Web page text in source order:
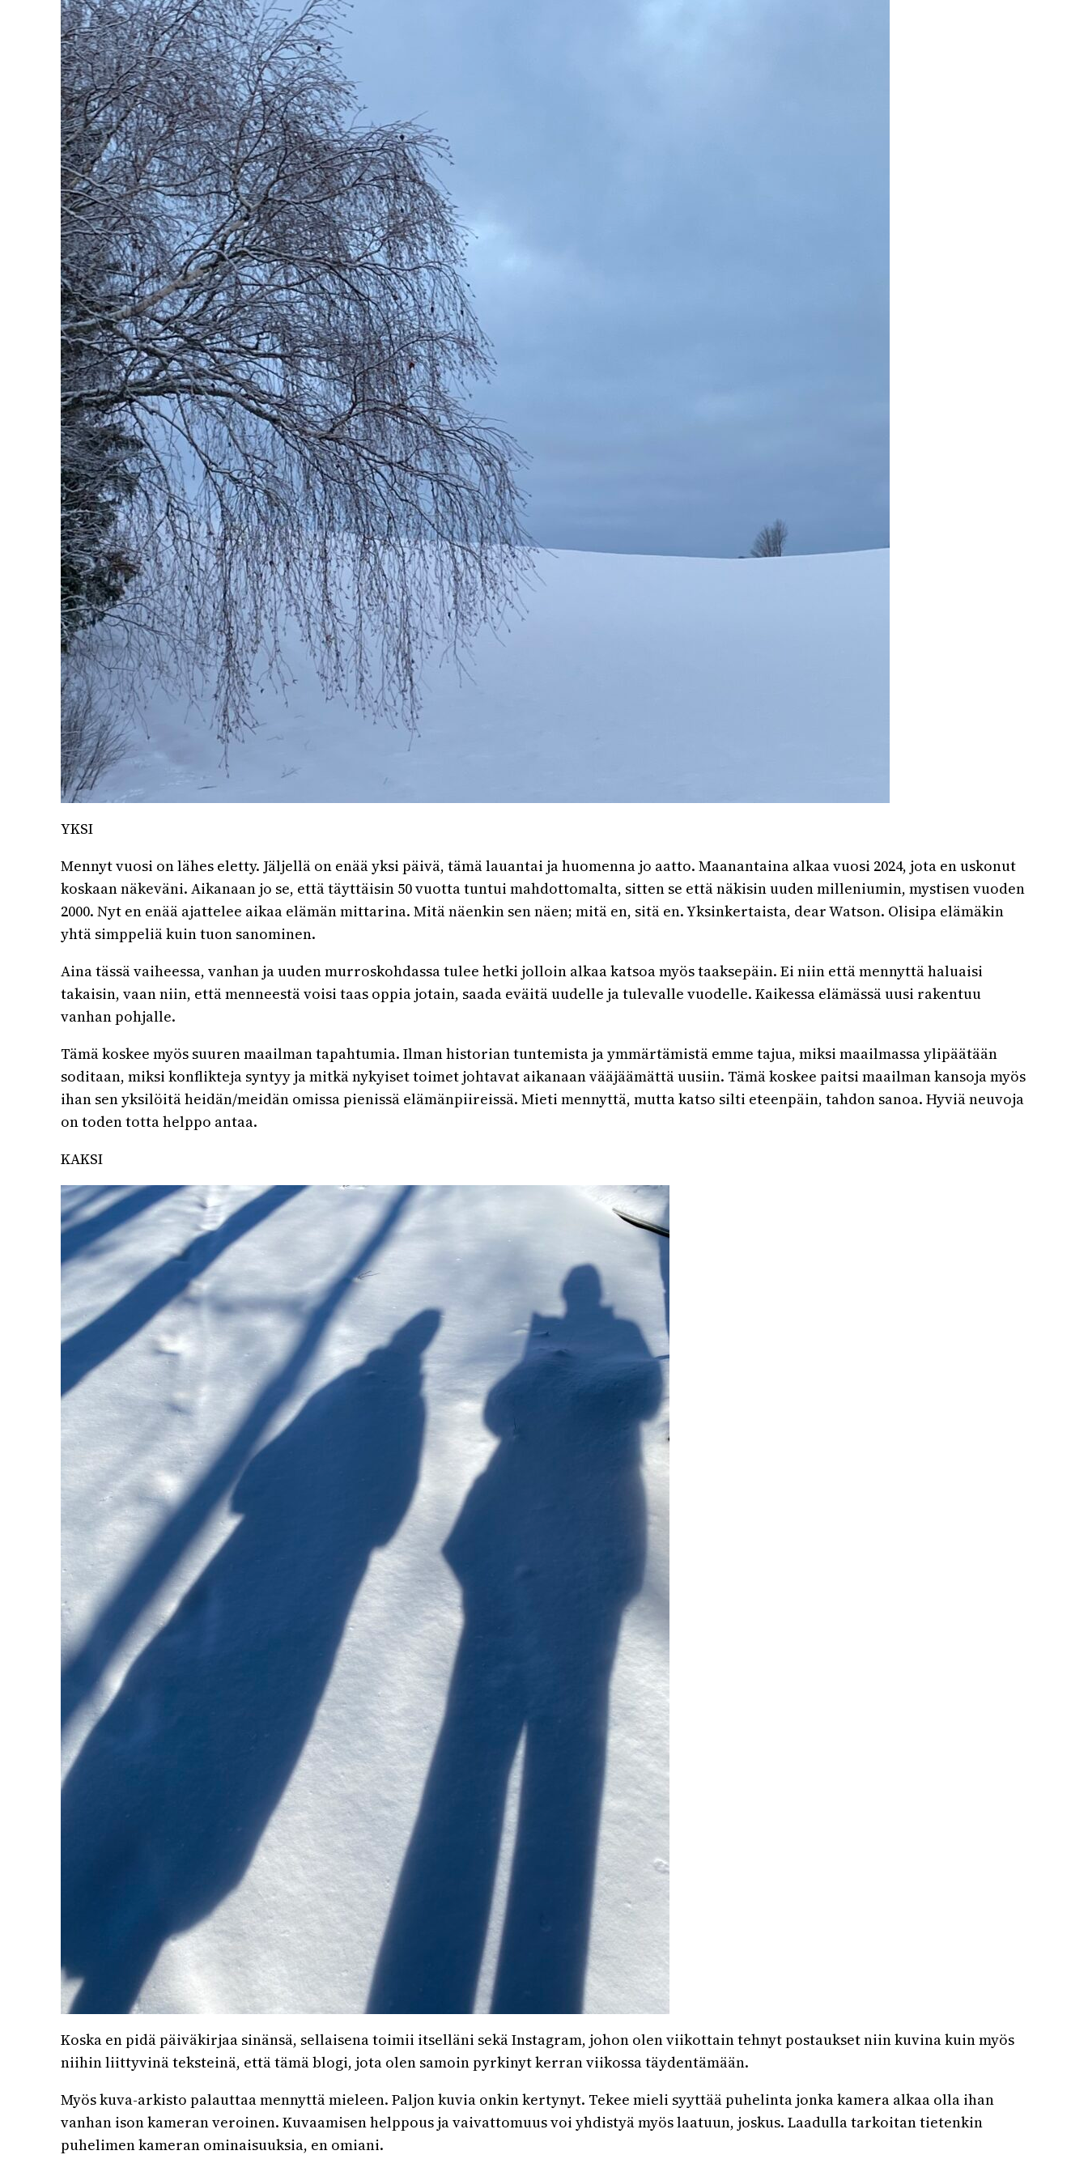
YKSI
Mennyt vuosi on lähes eletty. Jäljellä on enää yksi päivä, tämä lauantai ja huomenna jo aatto. Maanantaina alkaa vuosi 2024, jota en uskonut
koskaan näkeväni. Aikanaan jo se, että täyttäisin 50 vuotta tuntui mahdottomalta, sitten se että näkisin uuden milleniumin, mystisen vuoden
2000. Nyt en enää ajattelee aikaa elämän mittarina. Mitä näenkin sen näen; mitä en, sitä en. Yksinkertaista, dear Watson. Olisipa elämäkin
yhtä simppeliä kuin tuon sanominen.
Aina tässä vaiheessa, vanhan ja uuden murroskohdassa tulee hetki jolloin alkaa katsoa myös taaksepäin. Ei niin että mennyttä haluaisi
takaisin, vaan niin, että menneestä voisi taas oppia jotain, saada eväitä uudelle ja tulevalle vuodelle. Kaikessa elämässä uusi rakentuu
vanhan pohjalle.
Tämä koskee myös suuren maailman tapahtumia. Ilman historian tuntemista ja ymmärtämistä emme tajua, miksi maailmassa ylipäätään
soditaan, miksi konflikteja syntyy ja mitkä nykyiset toimet johtavat aikanaan vääjäämättä uusiin. Tämä koskee paitsi maailman kansoja myös
ihan sen yksilöitä heidän/meidän omissa pienissä elämänpiireissä. Mieti mennyttä, mutta katso silti eteenpäin, tahdon sanoa. Hyviä neuvoja
on toden totta helppo antaa.
KAKSI
Koska en pidä päiväkirjaa sinänsä, sellaisena toimii itselläni sekä Instagram, johon olen viikottain tehnyt postaukset niin kuvina kuin myös
niihin liittyvinä teksteinä, että tämä blogi, jota olen samoin pyrkinyt kerran viikossa täydentämään.
Myös kuva-arkisto palauttaa mennyttä mieleen. Paljon kuvia onkin kertynyt. Tekee mieli syyttää puhelinta jonka kamera alkaa olla ihan
vanhan ison kameran veroinen. Kuvaamisen helppous ja vaivattomuus voi yhdistyä myös laatuun, joskus. Laadulla tarkoitan tietenkin
puhelimen kameran ominaisuuksia, en omiani.